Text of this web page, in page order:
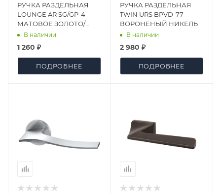
РУЧКА РАЗДЕЛЬНАЯ
LOUNGE AR SG/GP-4
МАТОВОЕ ЗОЛОТО/
ЗОЛОТО, КВАДРАТ 8x130
В наличии
1 260 ₽
ПОДРОБНЕЕ
РУЧКА РАЗДЕЛЬНАЯ
TWIN URS BPVD-77
ВОРОНЕНЫЙ НИКЕЛЬ
В наличии
2 980 ₽
ПОДРОБНЕЕ